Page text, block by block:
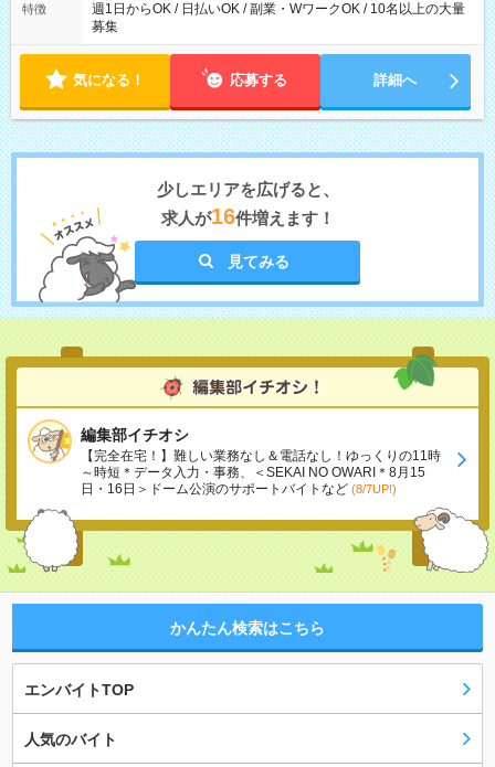
特徴
週1日からOK / 日払いOK / 副業・WワークOK / 10名以上の大量
募集
気になる！ 応募する 詳細へ
少しエリアを広げると、
求人が16件増えます！
見てみる
編集部イチオシ
【完全在宅！】難しい業務なし＆電話なし！ゆっくりの11時
～時短＊データ入力・事務、＜SEKAI NO OWARI＊8月15
日・16日＞ドーム公演のサポートバイトなど (8/7UP!)
かんたん検索はこちら
エンバイトTOP
人気のバイト